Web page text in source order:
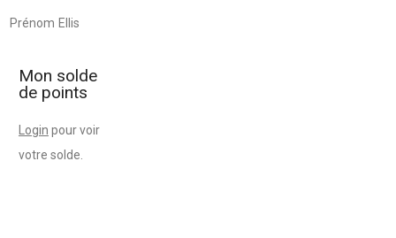
Prénom Ellis
Mon solde
de points
Login pour voir
votre solde.